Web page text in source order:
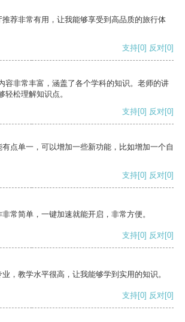
荐非常有用，让我能够享受到高品质的旅行体
支持[0] 反对[0]
容非常丰富，涵盖了各个学科的知识。老师的讲
轻松理解知识点。
支持[0] 反对[0]
点单一，可以增加一些新功能，比如增加一个自
支持[0] 反对[0]
常简单，一键加速就能开启，非常方便。
支持[0] 反对[0]
，教学水平很高，让我能够学到实用的知识。
支持[0] 反对[0]